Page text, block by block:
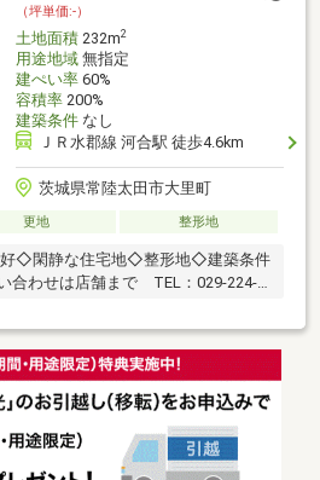
（坪単価:-）
土地面積232m2
用途地域無指定
建ぺい率60%
容積率200%
建築条件なし
ＪＲ水郡線 河合駅 徒歩4.6km
茨城県常陸太田市大里町
更地 整形地
◇閑静な住宅地◇整形地◇建築条件
合わせは店舗まで TEL：029-224-